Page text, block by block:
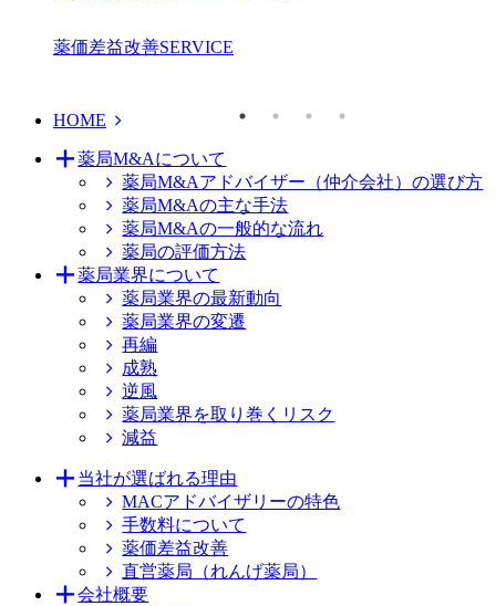
薬価差益改善SERVICE
HOME
薬局M&Aについて
薬局M&Aアドバイザー（仲介会社）の選び方
薬局M&Aの主な手法
薬局M&Aの一般的な流れ
薬局の評価方法
薬局業界について
薬局業界の最新動向
薬局業界の変遷
再編
成熟
逆風
薬局業界を取り巻くリスク
減益
当社が選ばれる理由
MACアドバイザリーの特色
手数料について
薬価差益改善
直営薬局（れんげ薬局）
会社概要